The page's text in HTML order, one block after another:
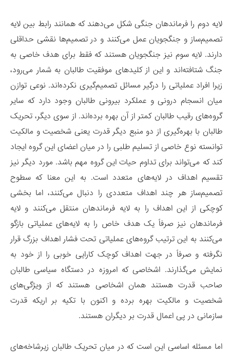
لایه دوم را فرماندهان جنگی شکل می‌دهند که همانند رابط بین لایه
تصمیم‌ساز و جنگجویان عمل می‌کنند و در تصمیم‌ها نقشی حداقلی
دارند. لایه سوم نیز جنگجویان هستند که فقط برای هدف خاصی به
جنگ شتافته‌اند و این از کلیدهای موفقیت‌ طالبان به شمار می‌رود،
زیرا افراد عملیاتی را درگیر مسائل تصمیم‌گیری نکرده‌اند. نوعی توازن
میان انسجام درونی و عملکرد بیرونی طالبان وجود دارد که سایر
گرو‌ه‌های رقیب طالبان کمتر از آن بهره برده‌اند. از سوی دیگر، تحریک
طالبان با بهره‌گیری از دو منبع دیگر قدرت یعنی شخصیت و مالکیت
توانسته نوع خاصی از تسلیم طلبی را در میان اعضای این گروه ایجاد
کند که می‌تواند برای تداوم حیات این گروه مهم باشد. مورد دیگر نیز
تقسیم اهداف در لایه‌های متعدد است. به این معنا که سطوح
تصمیم‌ساز هر چند اهداف متعددی را دنبال می‌کنند، اما بخشی
کوچکی از این اهداف را به لایه فرماندهان منتقل می‌کنند و لایه
فرماندهان نیز صرفاً یک هدف خاص را به لایه‌های عملیاتی بازگو
می‌کنند به این ترتیب گروه‌های عملیاتی تحت فشار اهداف بزرگ قرار
نگرفته و صرفاً در جهت اهداف کوچک کارایی خوبی را از خود به
نمایش می‌گذارند. اشخاصی که امروزه در دستگاه سیاسی طالبان
صاحب قدرت هستند همان اشخاصی‌ هستند که از ویژگی‌های
شخصیت و مالکیت بهره برده و اکنون با تکیه بر اریکه قدرت
سازمانی در پی اعمال قدرت بر دیگران هستند.
اما مسئله اساسی این است که در میان تحریک طالبان زیرشاخه‌های